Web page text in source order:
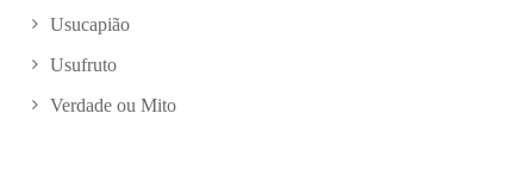
Usucapião
Usufruto
Verdade ou Mito